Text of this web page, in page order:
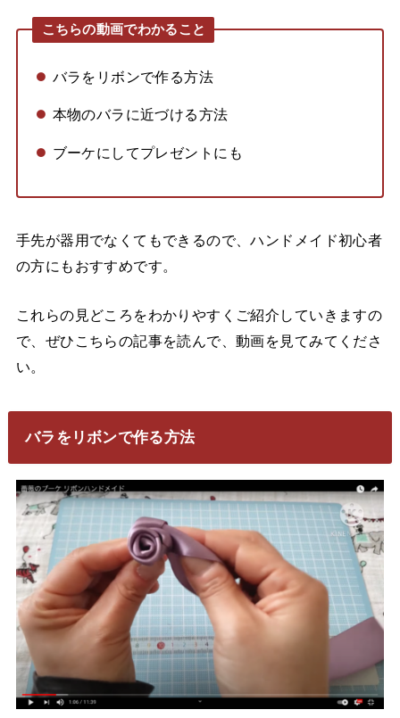
こちらの動画でわかること
バラをリボンで作る方法
本物のバラに近づける方法
ブーケにしてプレゼントにも
手先が器用でなくてもできるので、ハンドメイド初心者
の方にもおすすめです。
これらの見どころをわかりやすくご紹介していきますの
で、ぜひこちらの記事を読んで、動画を見てみてくださ
い。
バラをリボンで作る方法